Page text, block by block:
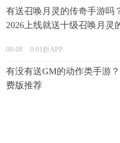
有送召唤月灵的传奇手游吗
2026上线就送十级召唤月灵
08-08 0.01折APP
有没有送GM的动作类手游
费版推荐